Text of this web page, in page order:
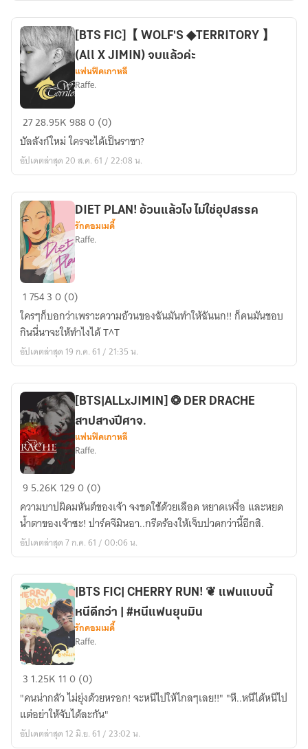
of
senses
||
Raffe.
[BTS
FIC]
【
WOLF'S
】
(All
X
JIMIN)
จบ
แล้ว
ค่ะ
[BTS FIC]【 WOLF'S ◆TERRITORY 】
(All X JIMIN) จบแล้วค่ะ
แฟนฟิคเกาหลี
Raffe.
2728.95K9880 (0)
บัลลังก์ใหม่ ใครจะได้เป็นราชา?
อัปเดตล่าสุด 20 ส.ค. 61 / 22:08 น.
DIET
PLAN!
อ้วน
แล้ว
ไง
อุปสรรค
DIET PLAN! อ้วนแล้วไง ไม่ใช่อุปสรรค
รักคอมเมดี้
Raffe.
175430 (0)
ใครๆก็บอกว่าเพราะความอ้วนของฉันมันทำให้ฉันนก!! ก็คนมันชอบ
กินนี่นาจะให้ทำไงได้ T^T
อัปเดตล่าสุด 19 ก.ค. 61 / 21:35 น.
[BTS|ALLxJIMIN]
DER
DRACHE
สาป
ปีศาจ.
[BTS|ALLxJIMIN] ❂ DER DRACHE
สาปสางปีศาจ.
แฟนฟิคเกาหลี
Raffe.
9 5.26K 1290 (0)
ความบาปผิดมหันต์ของเจ้า จงชดใช้ด้วยเลือด หยาดเหงื่อ และหยด
น้ำตาของเจ้าซะ! ปาร์คจีมินอา..กรีดร้องให้เจ็บปวดกว่านี้อีกสิ.
อัปเดตล่าสุด 7 ก.ค. 61 / 00:06 น.
|BTS
FIC|
CHERRY
RUN!
❦
|BTS FIC| CHERRY RUN! ❦ แฟนแบบนี้
หนีดีกว่า | #หนีแฟนยุนมิน
รักคอมเมดี้
Raffe.
3 1.25K 110 (0)
"คนน่ากลัว ไม่ยุ่งด้วยหรอก! จะหนีไปให้ไกลๆเลย!!" "หึ..หนีได้หนีไป
แต่อย่าให้จับได้ละกัน"
อัปเดตล่าสุด 12 มิ.ย. 61 / 23:02 น.